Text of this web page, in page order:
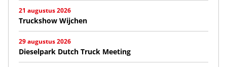
21 augustus 2026
Truckshow Wijchen
29 augustus 2026
Dieselpark Dutch Truck Meeting